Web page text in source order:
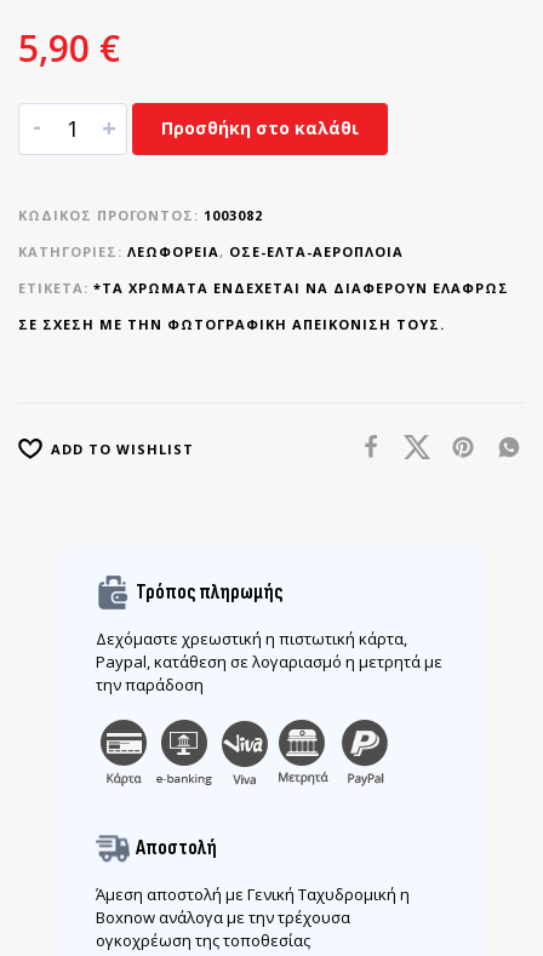
5,90 €
- + Προσθήκη στο καλάθι
ΚΩΔΙΚΌΣ ΠΡΟΪΌΝΤΟΣ: 1003082
ΚΑΤΗΓΟΡΊΕΣ: ΛΕΩΦΟΡΕΙΑ, ΟΣΕ-ΕΛΤΑ-ΑΕΡΟΠΛΟΙΑ
ΕΤΙΚΈΤΑ: *ΤΑ ΧΡΏΜΑΤΑ ΕΝΔΈΧΕΤΑΙ ΝΑ ΔΙΑΦΈΡΟΥΝ ΕΛΑΦΡΏΣ
ΣΕ ΣΧΈΣΗ ΜΕ ΤΗΝ ΦΩΤΟΓΡΑΦΙΚΉ ΑΠΕΙΚΌΝΙΣΉ ΤΟΥΣ.
ADD TO WISHLIST
Τρόπος πληρωμής
Δεχόμαστε χρεωστική η πιστωτική κάρτα,
Paypal, κατάθεση σε λογαριασμό η μετρητά με
την παράδοση
Αποστολή
Άμεση αποστολή με Γενική Ταχυδρομική η
Boxnow ανάλογα με την τρέχουσα
ογκοχρέωση της τοποθεσίας